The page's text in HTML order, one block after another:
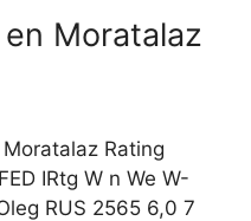
Moratalaz
Rating
IRtg W n We W-
RUS 2565 6,0 7